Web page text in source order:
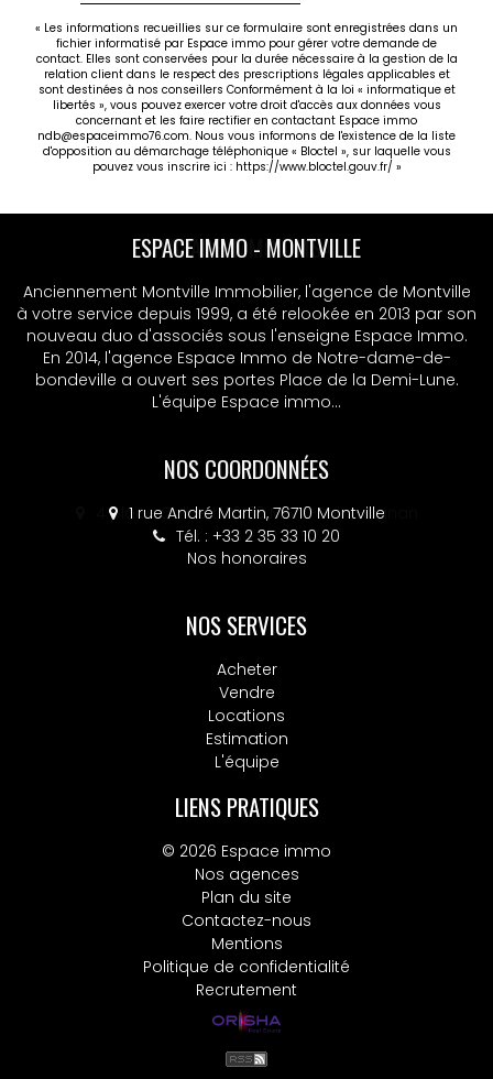
« Les informations recueillies sur ce formulaire sont enregistrées dans un
fichier informatisé par Espace immo pour gérer votre demande de
contact. Elles sont conservées pour la durée nécessaire à la gestion de la
relation client dans le respect des prescriptions légales applicables et
sont destinées à nos conseillers Conformément à la loi « informatique et
libertés », vous pouvez exercer votre droit d'accès aux données vous
concernant et les faire rectifier en contactant Espace immo
ndb@espaceimmo76.com. Nous vous informons de l'existence de la liste
d'opposition au démarchage téléphonique « Bloctel », sur laquelle vous
pouvez vous inscrire ici : https://www.bloctel.gouv.fr/ »
ESPACE IMMO - MSA
Anciennement Montville Immobilier, l'agence de Montville
à votre service depuis 1999, a été relookée en 2013 par son
nouveau duo d'associés sous l'enseigne Espace Immo.
En 2014, l'agence Espace Immo de Notre-dame-de-
bondeville a ouvert ses portes Place de la Demi-Lune.
L'équipe Espace immo...
NOS COORDONNÉES
4 place Colbert, 76130 Mont-Saint-Aignan
Tél. : +33 2 32 10 52 14
Nos honoraires
NOS SERVICES
Acheter
Vendre
Locations
Estimation
L'équipe
LIENS PRATIQUES
© 2026 Espace immo
Nos agences
Plan du site
Contactez-nous
Mentions
Politique de confidentialité
Recrutement